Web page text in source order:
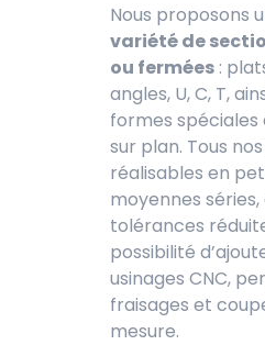
Nous proposons
variété de
ou fermées :
angles, U, C, T,
formes
sur plan. Tous
réalisables en
moyennes
tolérances
possibilité
usinages CNC,
fraisages et
mesure.